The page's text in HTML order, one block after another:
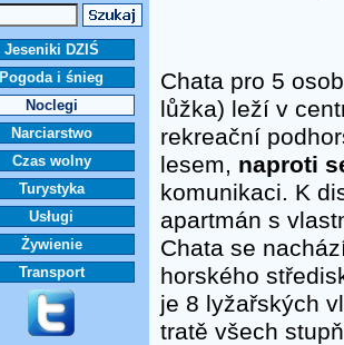
Jeseniki DZIŚ
Pogoda i śnieg
Noclegi
Narciarstwo
Czas wolny
Turystyka
Usługi
Żywienie
Transport
Chata pro 5
lůžka) leží v
rekreační
lesem, naproti
komunikaci. K
apartmán s
Chata se
horského
je 8 lyžařských
tratě všech